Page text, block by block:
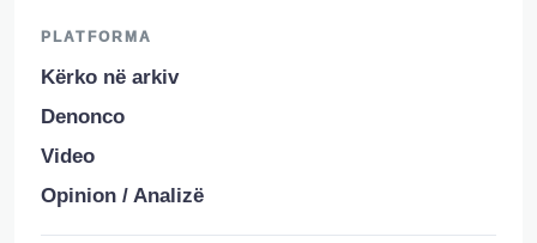
PLATFORMA
Kërko në arkiv
Denonco
Video
Opinion / Analizë